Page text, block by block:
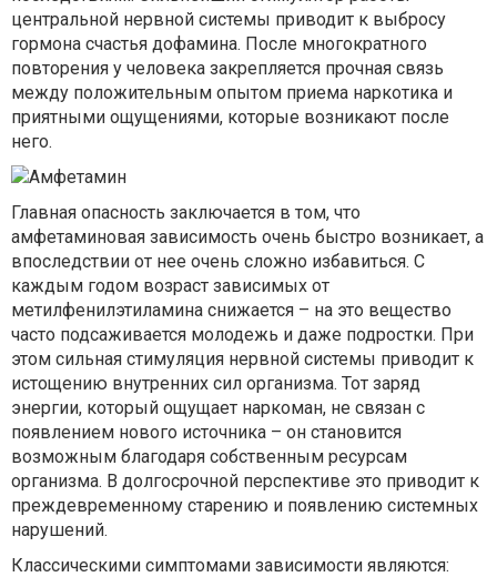
центральной нервной системы приводит к выбросу
гормона счастья дофамина. После многократного
повторения у человека закрепляется прочная связь
между положительным опытом приема наркотика и
приятными ощущениями, которые возникают после
него.
Главная опасность заключается в том, что
амфетаминовая зависимость очень быстро возникает, а
впоследствии от нее очень сложно избавиться. С
каждым годом возраст зависимых от
метилфенилэтиламина снижается – на это вещество
часто подсаживается молодежь и даже подростки. При
этом сильная стимуляция нервной системы приводит к
истощению внутренних сил организма. Тот заряд
энергии, который ощущает наркоман, не связан с
появлением нового источника – он становится
возможным благодаря собственным ресурсам
организма. В долгосрочной перспективе это приводит к
преждевременному старению и появлению системных
нарушений.
Классическими симптомами зависимости являются: